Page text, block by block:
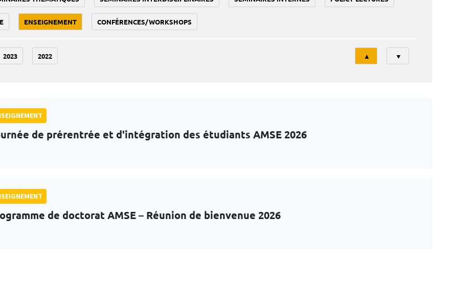
ENSEIGNEMENT CONFÉRENCES/WORKSHOPS
2023 2022
Tri
▲ ▼
de prérentrée et d'intégration des étudiants AMSE 2026
de doctorat AMSE – Réunion de bienvenue 2026